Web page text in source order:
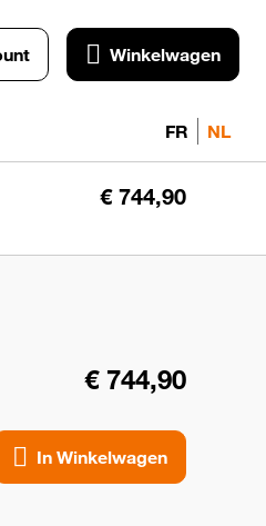
Winkelwagen
FR NL
€ 744,90
€ 744,90
In Winkelwagen